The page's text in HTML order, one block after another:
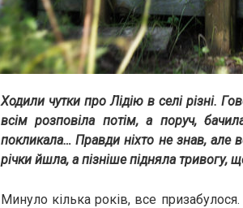
Ходили чутки про Лідію в селі різні.
всім розповіла потім, а поруч,
покликала… Правди ніхто не знав, але
річки йшла, а пізніше підняла тривогу,
Минуло кілька років, все